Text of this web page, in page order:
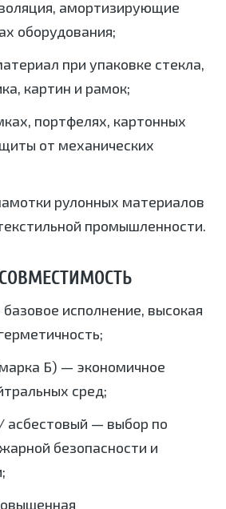
амортизирующие
оборудования;
при упаковке стекла,
картин и рамок;
портфелях, картонных
от механических
рулонных материалов
промышленности.
исполнение, высокая
Б) — экономичное
сред;
асбестовый — выбор по
безопасности и